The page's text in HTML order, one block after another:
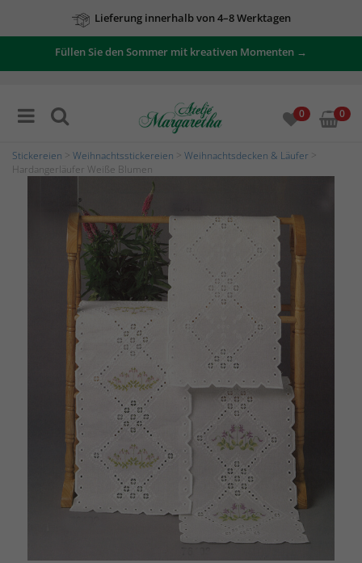
Lieferung innerhalb von 4–8 Werktagen
Füllen Sie den Sommer mit kreativen Momenten →
0 0
Stickereien Weihnachtsstickereien Weihnachtsdecken & Läufer
Hardangerläufer Weiße Blumen